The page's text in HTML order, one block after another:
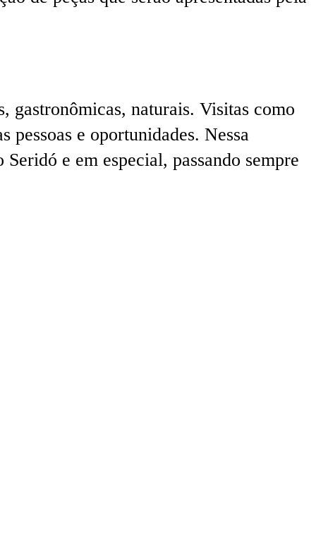
gastronômicas, naturais. Visitas como
pessoas e oportunidades. Nessa
e em especial, passando sempre